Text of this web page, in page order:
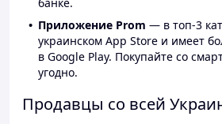
Приложение Prom — в топ-3
украинском App Store и имеет
в Google Play. Покупайте со
угодно.
Продавцы со всей